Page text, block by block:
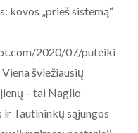
kovos „prieš sistemą“
2020/07/puteiki
šviežiausių
– tai Naglio
Tautininkų sąjungos